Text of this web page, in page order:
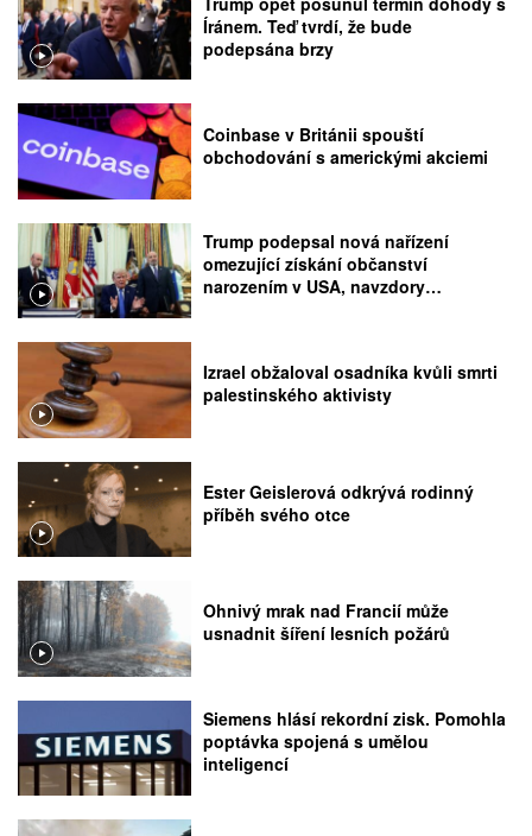
Íránem. Teď tvrdí, že bude
podepsána brzy
Coinbase v Británii spouští
obchodování s americkými akciemi
Trump podepsal nová nařízení
omezující získání občanství
narozením v USA, navzdory
Izrael obžaloval osadníka kvůli smrti
palestinského aktivisty
Ester Geislerová odkrývá rodinný
příběh svého otce
Ohnivý mrak nad Francií může
usnadnit šíření lesních požárů
Siemens hlásí rekordní zisk. Pomohla
poptávka spojená s umělou
inteligencí